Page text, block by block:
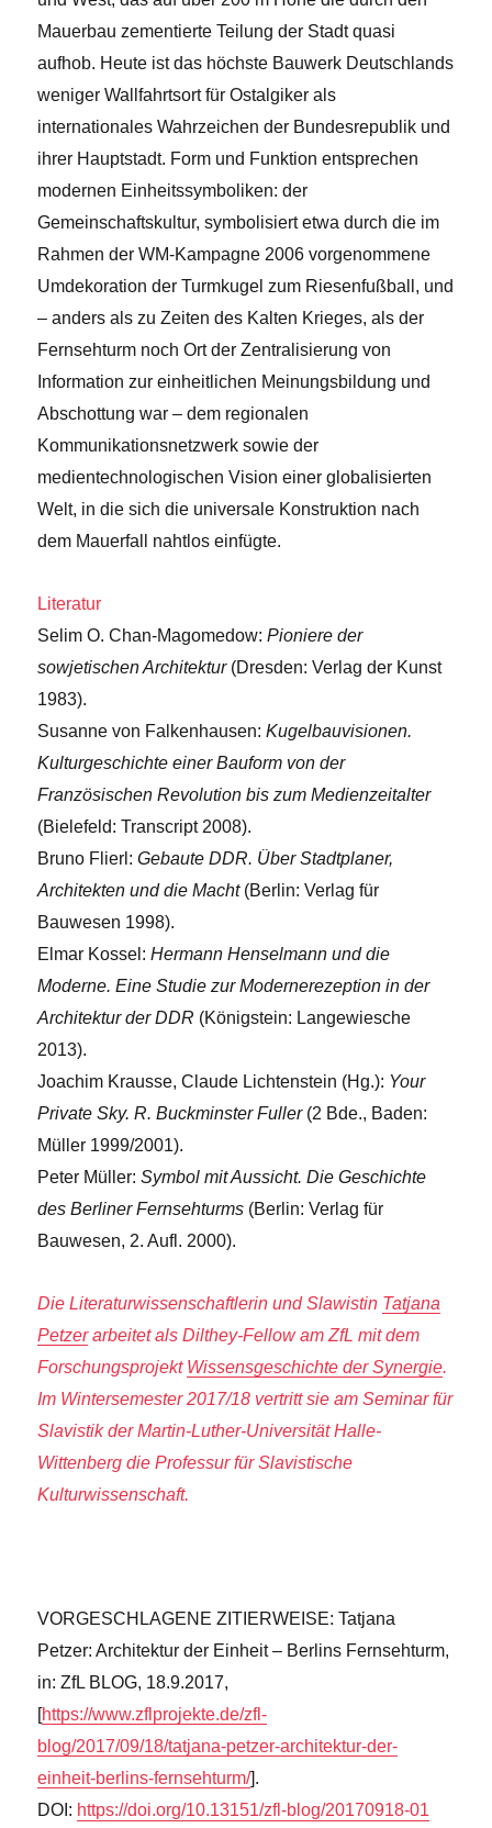
Mauerbau zementierte Teilung der Stadt quasi
aufhob. Heute ist das höchste Bauwerk Deutschlands
weniger Wallfahrtsort für Ostalgiker als
internationales Wahrzeichen der Bundesrepublik und
ihrer Hauptstadt. Form und Funktion entsprechen
modernen Einheitssymboliken: der
Gemeinschaftskultur, symbolisiert etwa durch die im
Rahmen der WM-Kampagne 2006 vorgenommene
Umdekoration der Turmkugel zum Riesenfußball, und
– anders als zu Zeiten des Kalten Krieges, als der
Fernsehturm noch Ort der Zentralisierung von
Information zur einheitlichen Meinungsbildung und
Abschottung war – dem regionalen
Kommunikationsnetzwerk sowie der
medientechnologischen Vision einer globalisierten
Welt, in die sich die universale Konstruktion nach
dem Mauerfall nahtlos einfügte.
Literatur
Selim O. Chan-Magomedow:Pioniere der
sowjetischen Architektur (Dresden: Verlag der Kunst
1983).
Susanne von Falkenhausen:Kugelbauvisionen.
Kulturgeschichte einer Bauform von der
Französischen Revolution bis zum Medienzeitalter
(Bielefeld: Transcript 2008).
Bruno Flierl:Gebaute DDR. Über Stadtplaner,
Architekten und die Macht(Berlin: Verlag für
Bauwesen 1998).
Elmar Kossel:Hermann Henselmann und die
Moderne. Eine Studie zur Modernerezeption in der
Architektur der DDR (Königstein: Langewiesche
2013).
Joachim Krausse, Claude Lichtenstein (Hg.): Your
Private Sky. R. Buckminster Fuller (2 Bde., Baden:
Müller 1999/2001).
Peter Müller:Symbol mit Aussicht. Die Geschichte
des Berliner Fernsehturms (Berlin: Verlag für
Bauwesen, 2. Aufl. 2000).
Die Literaturwissenschaftlerin und Slawistin Tatjana
Petzerarbeitet als Dilthey-Fellow am ZfL mit dem
Forschungsprojekt Wissensgeschichte der Synergie.
Im Wintersemester 2017/18 vertritt sieam Seminar für
Slavistik der Martin-Luther-Universität Halle-
Wittenberg dieProfessur für Slavistische
Kulturwissenschaft.
VORGESCHLAGENE ZITIERWEISE: Tatjana
Petzer: Architektur der Einheit – Berlins Fernsehturm,
in: ZfL BLOG, 18.9.2017,
[https://www.zflprojekte.de/zfl-
blog/2017/09/18/tatjana-petzer-architektur-der-
einheit-berlins-fernsehturm/].
DOI: https://doi.org/10.13151/zfl-blog/20170918-01